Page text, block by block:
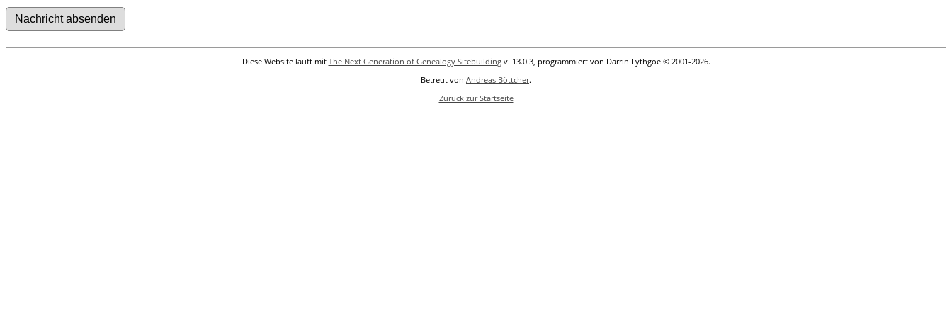
Diese Website läuft mit The Next Generation of Genealogy Sitebuildingv. 13.0.3, programmiert von Darrin Lythgoe © 2001-2026.
Betreut von Andreas Böttcher.
Zurück zur Startseite